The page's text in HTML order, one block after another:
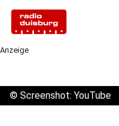
Anzeige
© Screenshot: YouTube